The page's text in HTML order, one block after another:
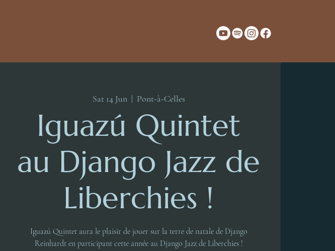
Sat 14 Jun
  |
Pont-à-Celles
Iguazú Quintet
au Django Jazz de
Liberchies !
Iguazú Quintet aura le plaisir de jouer sur la terre de natale de Django
Reinhardt en participant cette année au Django Jazz de Liberchies !